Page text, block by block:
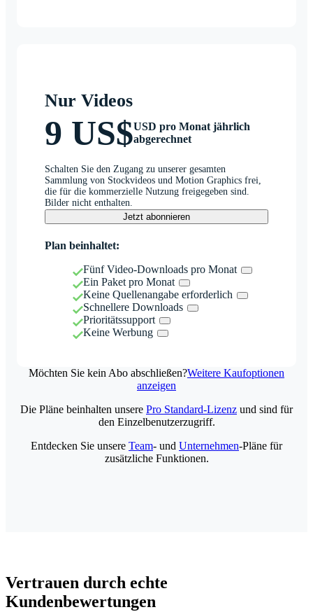
Nur Videos
9 US$USD pro Monat jährlich
abgerechnet
Schalten Sie den Zugang zu unserer gesamten
Sammlung von Stockvideos und Motion Graphics frei,
die für die kommerzielle Nutzung freigegeben sind.
Bilder nicht enthalten.
Jetzt abonnieren
Plan beinhaltet:
Fünf Video-Downloads pro Monat
Ein Paket pro Monat
Keine Quellenangabe erforderlich
Schnellere Downloads
Prioritätssupport
Keine Werbung
Möchten Sie kein Abo abschließen?Weitere Kaufoptionen
anzeigen
Die Pläne beinhalten unsere Pro Standard-Lizenz und sind für
den Einzelbenutzerzugriff.
Entdecken Sie unsere Team- und Unternehmen-Pläne für
zusätzliche Funktionen.
Vertrauen durch echte
Kundenbewertungen